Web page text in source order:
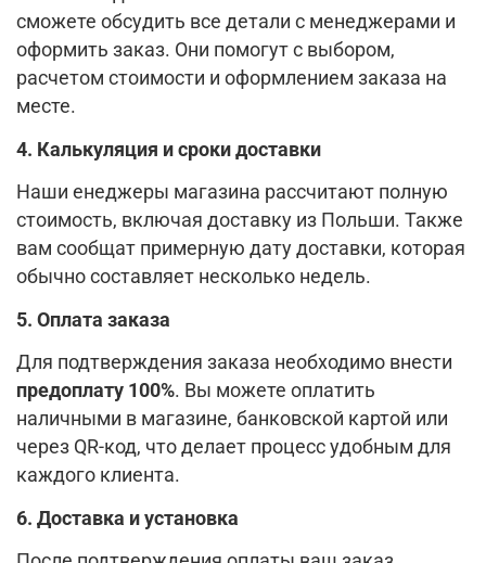
сможете обсудить все детали с менеджерами и
оформить заказ. Они помогут с выбором,
расчетом стоимости и оформлением заказа на
месте.
4. Калькуляция и сроки доставки
Наши енеджеры магазина рассчитают полную
стоимость, включая доставку из Польши. Также
вам сообщат примерную дату доставки, которая
обычно составляет несколько недель.
5. Оплата заказа
Для подтверждения заказа необходимо внести
предоплату 100%. Вы можете оплатить
наличными в магазине, банковской картой или
через QR-код, что делает процесс удобным для
каждого клиента.
6. Доставка и установка